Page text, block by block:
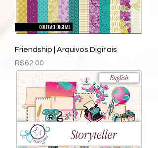
Friendship | Arquivos Digitais
Price
R$62.00